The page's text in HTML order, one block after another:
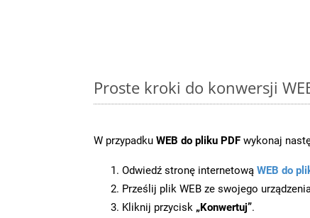
Proste kroki do konwersji
W przypadku WEB do pliku PDF wykonaj
Odwiedź stronę internetową WEB do
Prześlij plik WEB ze swojego
Kliknij przycisk „Konwertuj”.